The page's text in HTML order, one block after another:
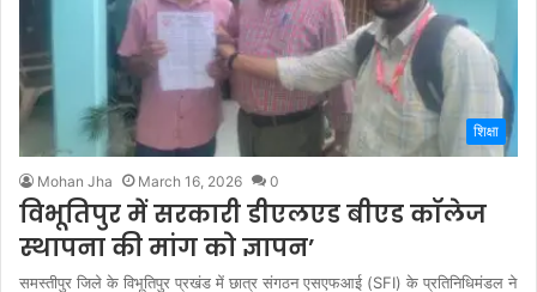
शिक्षा
Mohan Jha March 16, 2026 0
विभूतिपुर में सरकारी डीएलएड बीएड कॉलेज
स्थापना की मांग को ज्ञापन’
समस्तीपुर जिले के विभूतिपुर प्रखंड में छात्र संगठन एसएफआई (SFI) के प्रतिनिधिमंडल ने